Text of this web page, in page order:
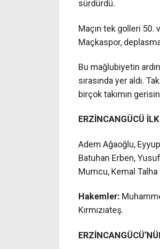
sürdürdü.
Maçın tek golleri 50.
Maçkaspor,
Bu mağlubiyetin
sırasında yer aldı.
birçok takımın
ERZİNCANGÜCÜ İLK
Adem Ağaoğlu,
Batuhan Erben,
Mumcu, Kemal Talha
Hakemler:
Kırmızıateş.